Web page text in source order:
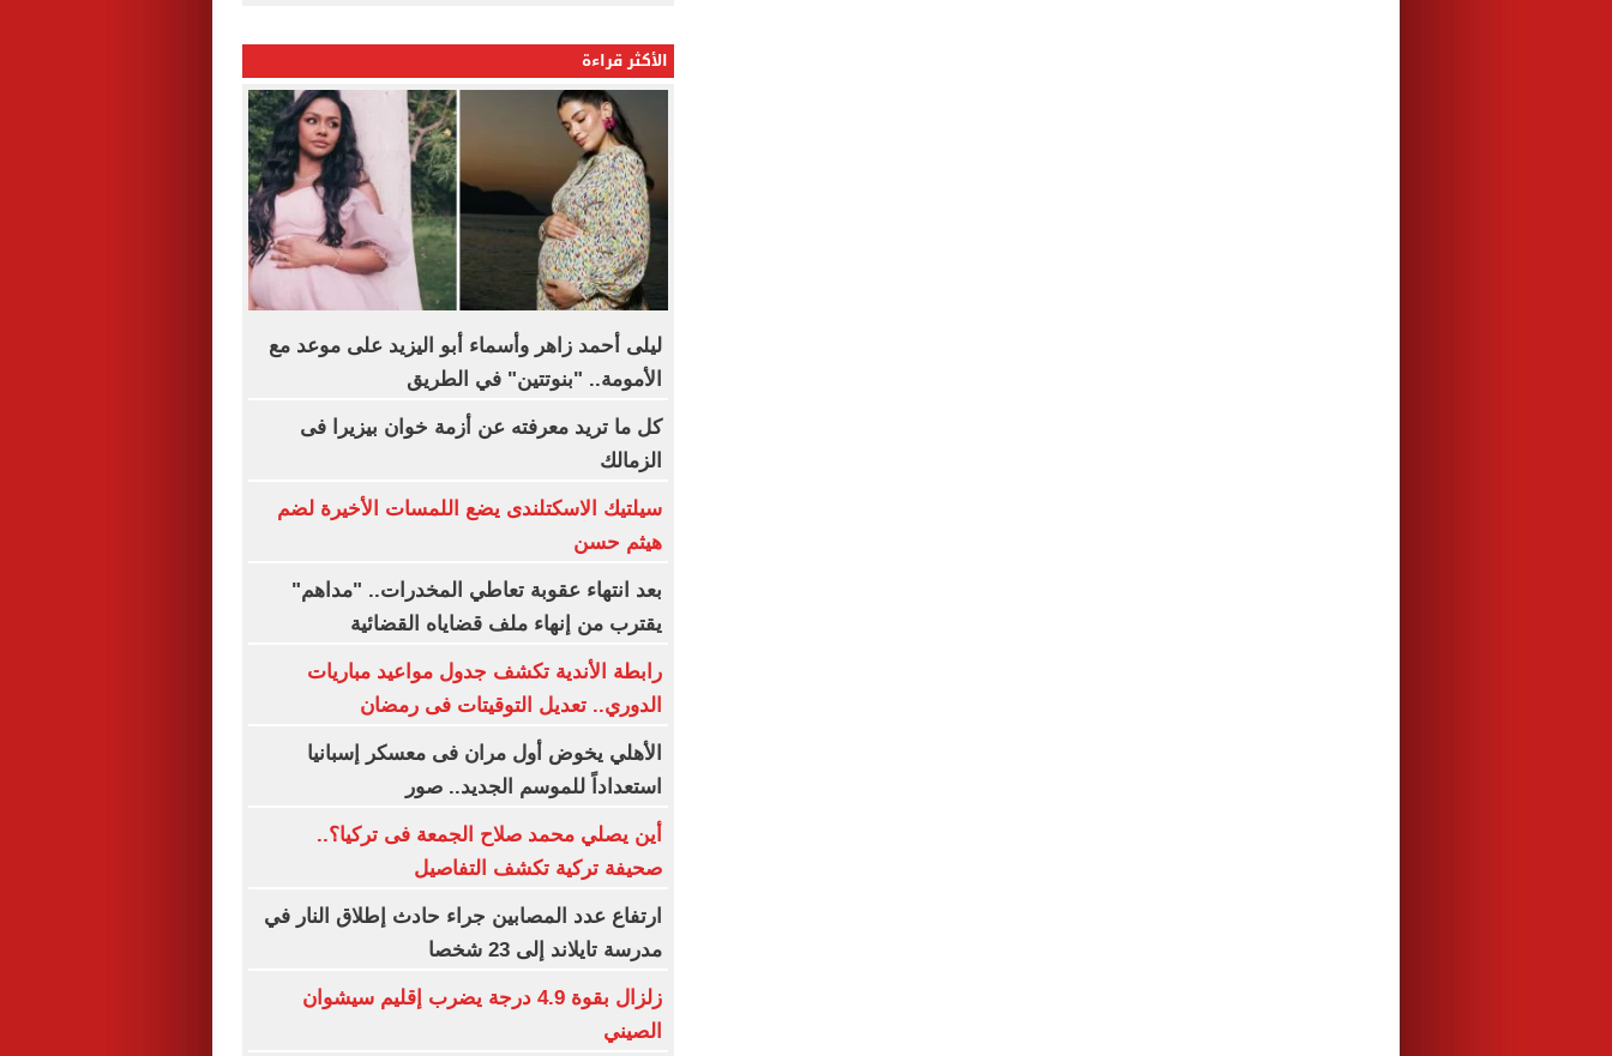
الأكثر قراءة
ليلى أحمد زاهر وأسماء أبو اليزيد على موعد مع
الأمومة.. "بنوتتين" في الطريق
كل ما تريد معرفته عن أزمة خوان بيزيرا فى
الزمالك
سيلتيك الاسكتلندى يضع اللمسات الأخيرة لضم
هيثم حسن
بعد انتهاء عقوبة تعاطي المخدرات.. "مداهم"
يقترب من إنهاء ملف قضاياه القضائية
رابطة الأندية تكشف جدول مواعيد مباريات
الدوري.. تعديل التوقيتات فى رمضان
الأهلي يخوض أول مران فى معسكر إسبانيا
استعداداً للموسم الجديد.. صور
أين يصلي محمد صلاح الجمعة فى تركيا؟..
صحيفة تركية تكشف التفاصيل
ارتفاع عدد المصابين جراء حادث إطلاق النار في
مدرسة تايلاند إلى 23 شخصا
زلزال بقوة 4.9 درجة يضرب إقليم سيشوان
الصيني